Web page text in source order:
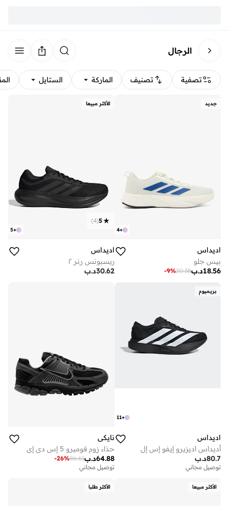
الرجال
تصفية تصنيف الماركة الستايل
جديد
+
4
اديداس
بيس جلو
د.ب18.56
20.38
-9%
الأكثر مبيعا
+
5
5
(
4
)
اديداس
ريسبونس رنر ٢
د.ب30.62
بريميوم
+
11
اديداس
أديداس اديزيرو إيفو إس إل
د.ب80.7
توصيل مجاني
نايكي
حذاء زوم فوميرو 5 إس دي إي
د.ب64.88
86.61
-26%
توصيل مجاني
الأكثر مبيعا الأكثر طلبا